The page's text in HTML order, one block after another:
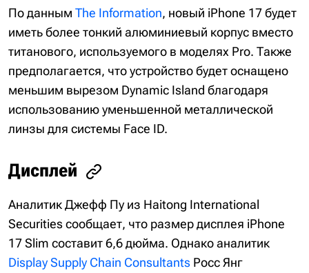
По данным The Information, новый iPhone 17 будет
иметь более тонкий алюминиевый корпус вместо
титанового, используемого в моделях Pro. Также
предполагается, что устройство будет оснащено
меньшим вырезом Dynamic Island благодаря
использованию уменьшенной металлической
линзы для системы Face ID.
Дисплей
Аналитик Джефф Пу из Haitong International
Securities сообщает, что размер дисплея iPhone
17 Slim составит 6,6 дюйма. Однако аналитик
Display Supply Chain Consultants Росс Янг